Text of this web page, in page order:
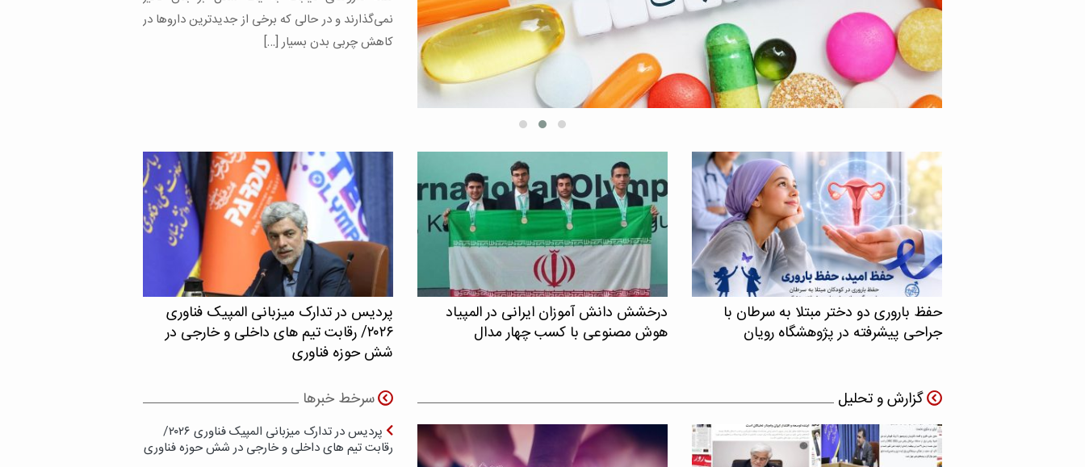
پنسیلوانیا، موفق به کسب عنوان «Legend of
Electromagnetics» در سال جاری از سوی انجمن
حفظ باروری دو دختر مبتلا به سرطان با
جراحی پیشرفته در پژوهشگاه رویان
درخشش دانش آموزان ایرانی در المپیاد
هوش مصنوعی با کسب چهار مدال
پردیس در تدارک میزبانی المپیک فناوری
۲۰۲۶/ رقابت تیم های داخلی و خارجی در
شش حوزه فناوری
گزارش و تحلیل
سرخط خبرها
پردیس در تدارک میزبانی المپیک فناوری ۲۰۲۶/
رقابت تیم های داخلی و خارجی در شش حوزه فناوری